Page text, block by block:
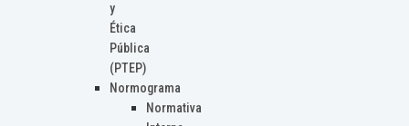
y
Ética
Pública
(PTEP)
Normograma
Normativa